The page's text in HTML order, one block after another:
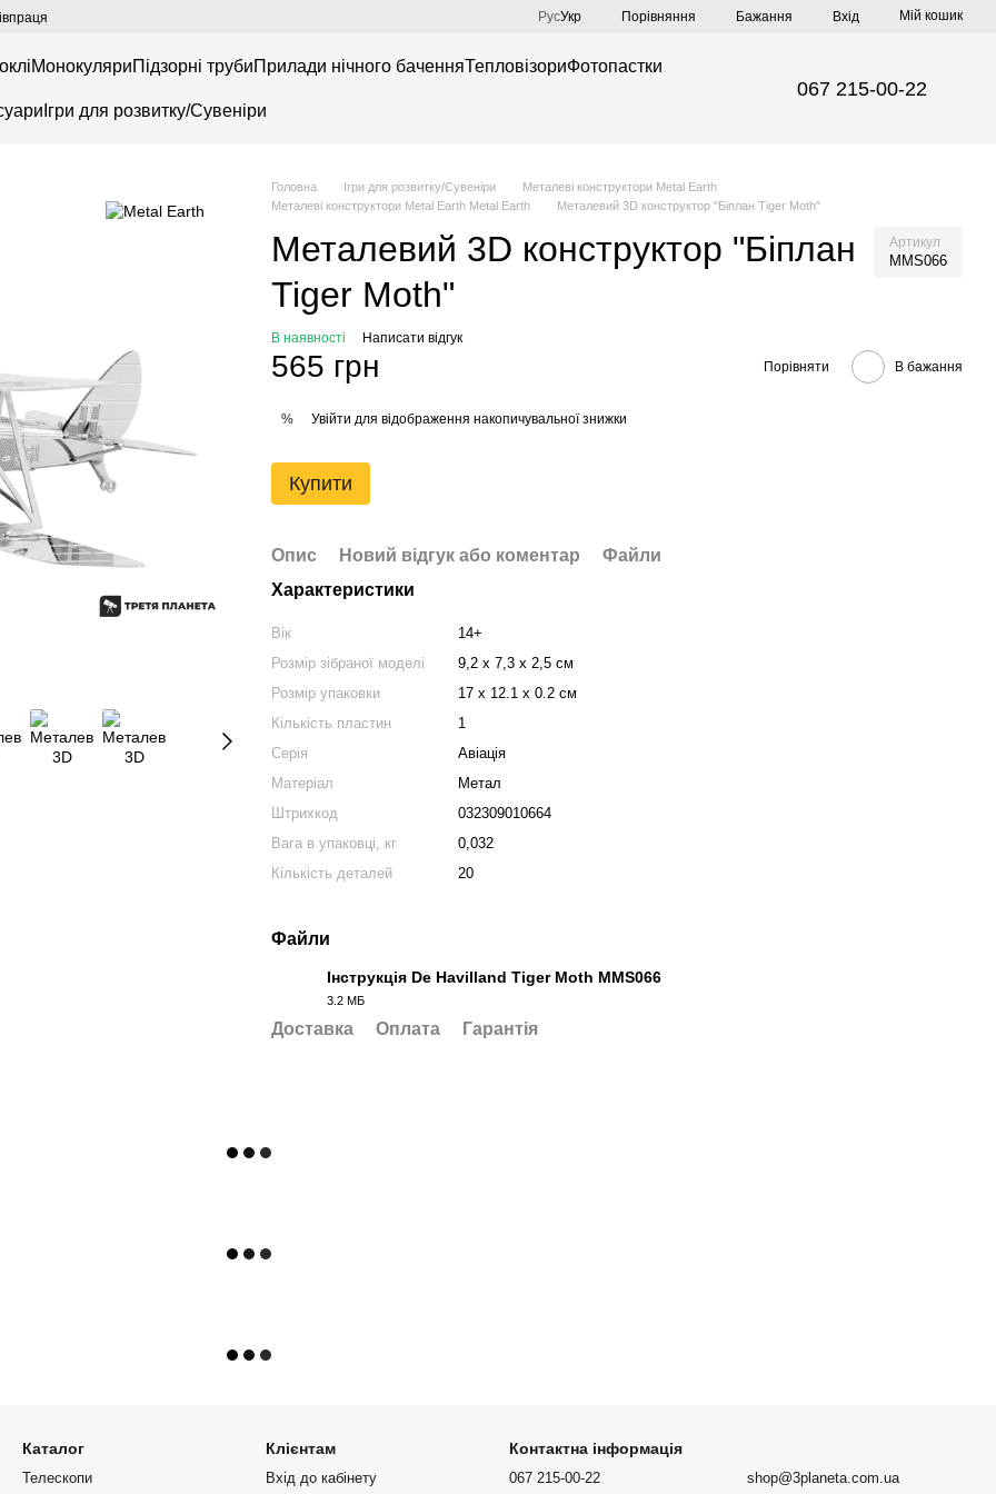
РусУкр Порівняння Бажання Вхід Мій кошик
МонокуляриПідзорні трубиПрилади нічного баченняТепловізориФотопастки
Ігри для розвитку/Сувеніри
067 215-00-22
Головна Ігри для розвитку/Сувеніри
Металеві конструктори Metal Earth
Металеві конструктори Metal Earth Metal Earth
Металевий 3D конструктор "Біплан Tiger Moth"
Металевий 3D конструктор "Біплан
Tiger Moth"
Артикул
MMS066
В наявності Написати відгук
565 грн Порівняти В бажання
% Увійти для відображення накопичувальної знижки
Купити
Опис Новий відгук або коментар
Файли
Характеристики
Вік
14+
Розмір зібраної моделі
9,2 х 7,3 х 2,5 см
Розмір упаковки
17 х 12.1 х 0.2 см
Кількість пластин
1
Серія
Авіація
Матеріал
Метал
Штрихкод
032309010664
Вага в упаковці, кг
0,032
Кількість деталей
20
Файли
Інструкція De Havilland Tiger Moth MMS066
3.2 МБ
Доставка Оплата Гарантія
Каталог
Телескопи
Клієнтам
Вхід до кабінету
Контактна інформація
067 215-00-22 shop@3planeta.com.ua